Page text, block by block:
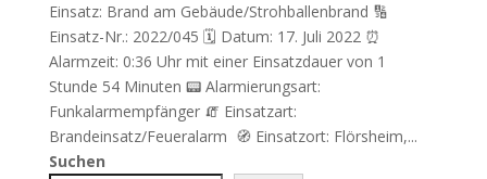
Einsatz: Brand am Gebäude/Strohballenbrand 🔢
Einsatz-Nr.: 2022/045 🗓 Datum: 17. Juli 2022 ⏰
Alarmzeit: 0:36 Uhr mit einer Einsatzdauer von 1
Stunde 54 Minuten 📟 Alarmierungsart:
Funkalarmempfänger 🧯 Einsatzart:
Brandeinsatz/Feueralarm 🧭 Einsatzort: Flörsheim,...
Suchen